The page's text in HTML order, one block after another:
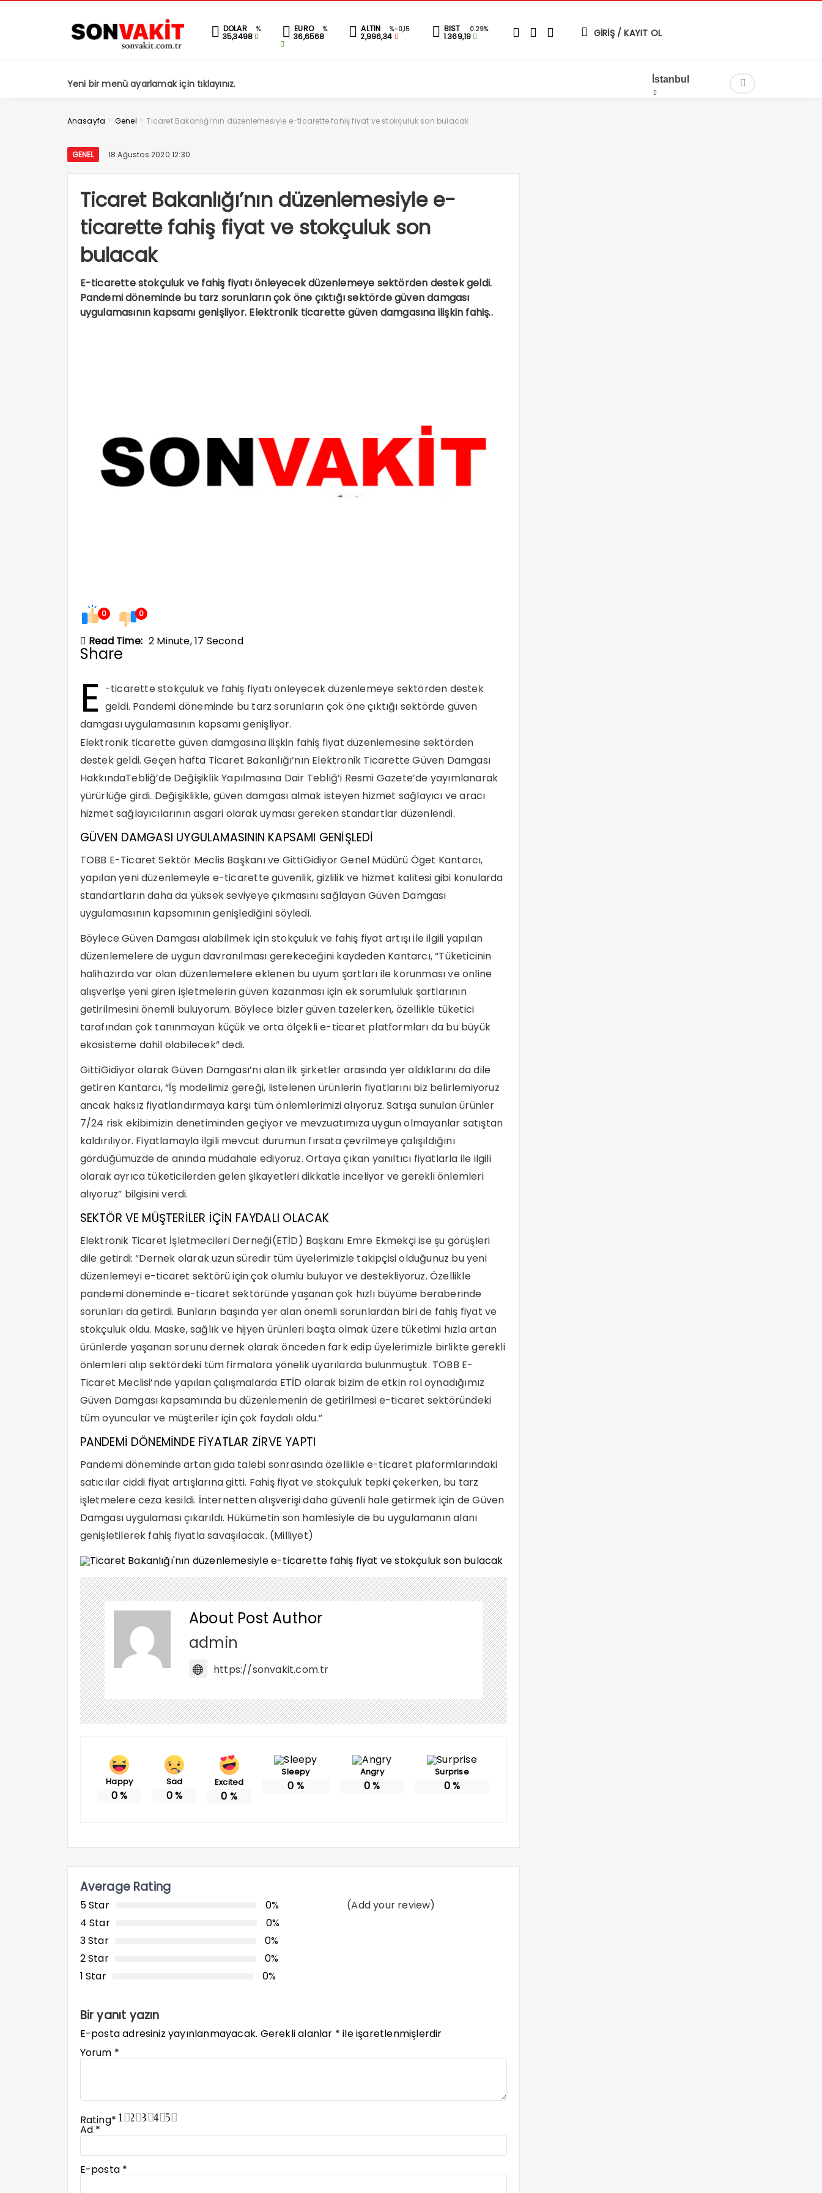
DOLAR %
35,3498
EURO %
36,6568
ALTIN %-0,15
2,996,34
BIST 0.29%
1.369,19 GİRİŞ / KAYIT OL
Yeni bir menü ayarlamak için tıklayınız.
Anasayfa > Genel >Ticaret Bakanlığı’nın düzenlemesiyle e-ticarette fahiş fiyat ve stokçuluk son bulacak
GENEL 18 Ağustos 2020 12:30
Ticaret Bakanlığı’nın düzenlemesiyle e-
ticarette fahiş fiyat ve stokçuluk son
bulacak
E-ticarette stokçuluk ve fahiş fiyatı önleyecek düzenlemeye sektörden destek geldi.
Pandemi döneminde bu tarz sorunların çok öne çıktığı sektörde güven damgası
uygulamasının kapsamı genişliyor. Elektronik ticarette güven damgasına ilişkin fahiş..
0 0
Read Time: 2 Minute, 17 Second
Share
E -ticarette stokçuluk ve fahiş fiyatı önleyecek düzenlemeye sektörden destek
geldi. Pandemi döneminde bu tarz sorunların çok öne çıktığı sektörde güven
damgası uygulamasının kapsamı genişliyor.
Elektronik ticarette güven damgasına ilişkin fahiş fiyat düzenlemesine sektörden
destek geldi. Geçen hafta Ticaret Bakanlığı’nın Elektronik Ticarette Güven Damgası
HakkındaTebliğ’de Değişiklik Yapılmasına Dair Tebliğ’i Resmi Gazete’de yayımlanarak
yürürlüğe girdi. Değişiklikle, güven damgası almak isteyen hizmet sağlayıcı ve aracı
hizmet sağlayıcılarının asgari olarak uyması gereken standartlar düzenlendi.
GÜVEN DAMGASI UYGULAMASININ KAPSAMI GENİŞLEDİ
TOBB E-Ticaret Sektör Meclis Başkanı ve GittiGidiyor Genel Müdürü Öget Kantarcı,
yapılan yeni düzenlemeyle e-ticarette güvenlik, gizlilik ve hizmet kalitesi gibi konularda
standartların daha da yüksek seviyeye çıkmasını sağlayan Güven Damgası
uygulamasının kapsamının genişlediğini söyledi.
Böylece Güven Damgası alabilmek için stokçuluk ve fahiş fiyat artışı ile ilgili yapılan
düzenlemelere de uygun davranılması gerekeceğini kaydeden Kantarcı, “Tüketicinin
halihazırda var olan düzenlemelere eklenen bu uyum şartları ile korunması ve online
alışverişe yeni giren işletmelerin güven kazanması için ek sorumluluk şartlarının
getirilmesini önemli buluyorum. Böylece bizler güven tazelerken, özellikle tüketici
tarafından çok tanınmayan küçük ve orta ölçekli e-ticaret platformları da bu büyük
ekosisteme dahil olabilecek” dedi.
GittiGidiyor olarak Güven Damgası’nı alan ilk şirketler arasında yer aldıklarını da dile
getiren Kantarcı, “İş modelimiz gereği, listelenen ürünlerin fiyatlarını biz belirlemiyoruz
ancak haksız fiyatlandırmaya karşı tüm önlemlerimizi alıyoruz. Satışa sunulan ürünler
7/24 risk ekibimizin denetiminden geçiyor ve mevzuatımıza uygun olmayanlar satıştan
kaldırılıyor. Fiyatlamayla ilgili mevcut durumun fırsata çevrilmeye çalışıldığını
gördüğümüzde de anında müdahale ediyoruz. Ortaya çıkan yanıltıcı fiyatlarla ile ilgili
olarak ayrıca tüketicilerden gelen şikayetleri dikkatle inceliyor ve gerekli önlemleri
alıyoruz” bilgisini verdi.
SEKTÖR VE MÜŞTERİLER İÇİN FAYDALI OLACAK
Elektronik Ticaret İşletmecileri Derneği(ETİD) Başkanı Emre Ekmekçi ise şu görüşleri
dile getirdi: “Dernek olarak uzun süredir tüm üyelerimizle takipçisi olduğunuz bu yeni
düzenlemeyi e-ticaret sektörü için çok olumlu buluyor ve destekliyoruz. Özellikle
pandemi döneminde e-ticaret sektöründe yaşanan çok hızlı büyüme beraberinde
sorunları da getirdi. Bunların başında yer alan önemli sorunlardan biri de fahiş fiyat ve
stokçuluk oldu. Maske, sağlık ve hijyen ürünleri başta olmak üzere tüketimi hızla artan
ürünlerde yaşanan sorunu dernek olarak önceden fark edip üyelerimizle birlikte gerekli
önlemleri alıp sektördeki tüm firmalara yönelik uyarılarda bulunmuştuk. TOBB E-
Ticaret Meclisi’nde yapılan çalışmalarda ETİD olarak bizim de etkin rol oynadığımız
Güven Damgası kapsamında bu düzenlemenin de getirilmesi e-ticaret sektöründeki
tüm oyuncular ve müşteriler için çok faydalı oldu.”
PANDEMİ DÖNEMİNDE FİYATLAR ZİRVE YAPTI
Pandemi döneminde artan gıda talebi sonrasında özellikle e-ticaret plaformlarındaki
satıcılar ciddi fiyat artışlarına gitti. Fahiş fiyat ve stokçuluk tepki çekerken, bu tarz
işletmelere ceza kesildi. İnternetten alışverişi daha güvenli hale getirmek için de Güven
Damgası uygulaması çıkarıldı. Hükümetin son hamlesiyle de bu uygulamanın alanı
genişletilerek fahiş fiyatla savaşılacak. (Milliyet)
About Post Author
admin
https://sonvakit.com.tr
Happy
0%
Sad
0%
Excited
0 %
Sleepy
0 %
Angry
0%
Surprise
0%
Average Rating
5 Star
0%
4 Star
0%
3 Star
0%
2 Star
0%
1 Star
0%
(Add your review)
Bir yanıt yazın
E-posta adresiniz yayınlanmayacak. Gerekli alanlar * ile işaretlenmişlerdir
Yorum *
Rating* 5
4
3
2
1
Ad *
E-posta *